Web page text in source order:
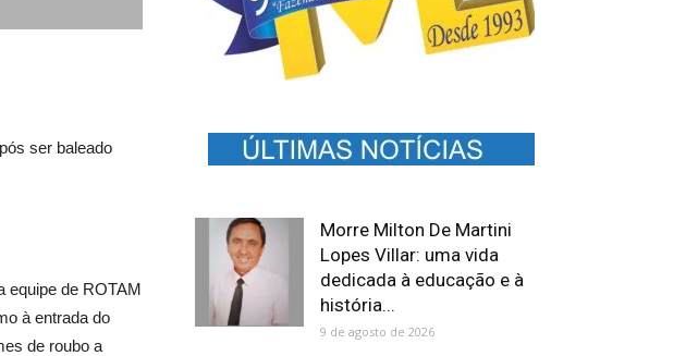
ser baleado
equipe de ROTAM
à entrada do
de roubo a
Morre Milton De Martini
Lopes Villar: uma vida
dedicada à educação e à
história...
9 de agosto de 2026